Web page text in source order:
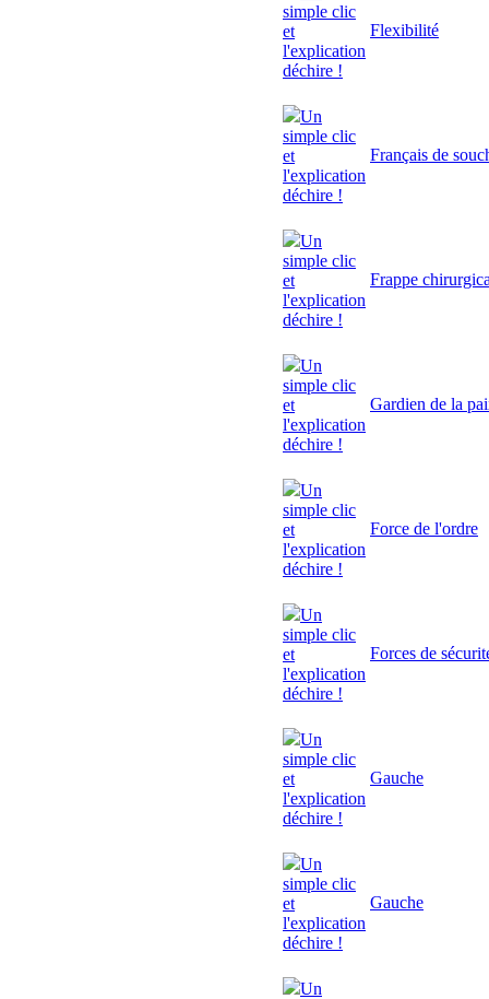
simple clic
et
l'explication
déchire !
Flexibilité
Un
simple clic
et
l'explication
déchire !
Français de
Un
simple clic
et
l'explication
déchire !
Frappe
Un
simple clic
et
l'explication
déchire !
Gardien de la
Un
simple clic
et
l'explication
déchire !
Force de l'ordre
Un
simple clic
et
l'explication
déchire !
Forces de
Un
simple clic
et
l'explication
déchire !
Gauche
Un
simple clic
et
l'explication
déchire !
Gauche
Un